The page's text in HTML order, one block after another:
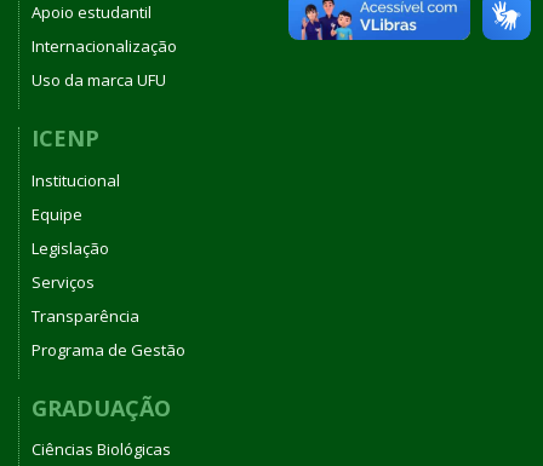
Apoio estudantil
Internacionalização
Uso da marca UFU
ICENP
Institucional
Equipe
Legislação
Serviços
Transparência
Programa de Gestão
GRADUAÇÃO
Ciências Biológicas